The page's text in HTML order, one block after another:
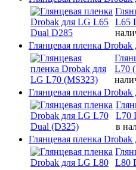
L65
Глянцевая пленка
L70
Глянцевая пленка
L70
в
Глянцевая пленка
L80